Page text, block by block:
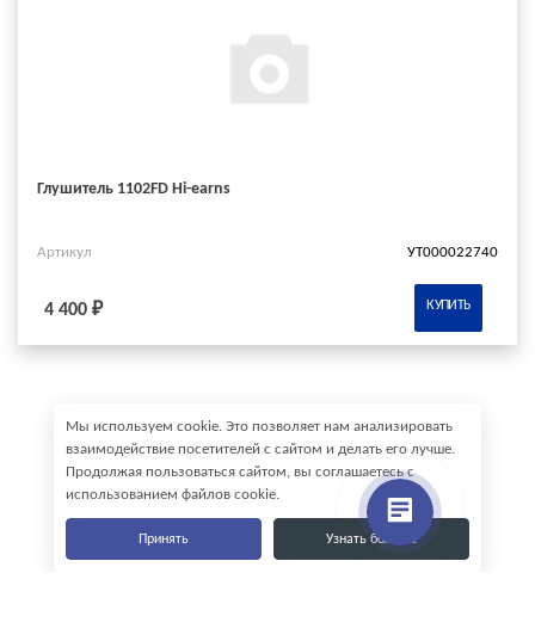
Глушитель 1102FD Hi-earns
Артикул УТ000022740
4 400 ₽ КУПИТЬ
Мы используем cookie. Это позволяет нам анализировать
взаимодействие посетителей с сайтом и делать его лучше.
Продолжая пользоваться сайтом, вы соглашаетесь с
использованием файлов cookie.
Принять Узнать больше